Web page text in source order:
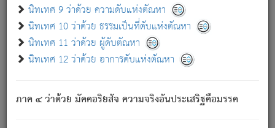
นิทเทศ 9 ว่าด้วย ความดับแห่งตัณหา
นิทเทศ 10 ว่าด้วย ธรรมเป็นที่ดับแห่งตัณหา
นิทเทศ 11 ว่าด้วย ผู้ดับตัณหา
นิทเทศ 12 ว่าด้วย อาการดับแห่งตัณหา
ภาค ๔ ว่าด้วย มัคคอริยสัจ ความจริงอันประเสริฐคือมรรค
(ข้อความนี้ เป็นพระพุทธอุทานที่ทรงเปล่งออก ที่โคนต้นโพธิ์
เป็นที่ตรัสรู้ เมื่อตรัสรู้แล้วได้ 7 วัน)